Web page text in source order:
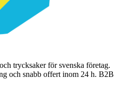
trycksaker för svenska företag.
och snabb offert inom 24 h. B2B